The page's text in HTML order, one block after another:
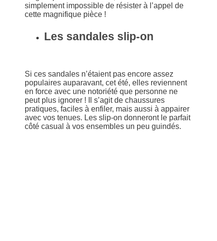
simplement impossible de résister à l’appel de
cette magnifique pièce !
Les sandales slip-on
Si ces sandales n’étaient pas encore assez
populaires auparavant, cet été, elles reviennent
en force avec une notoriété que personne ne
peut plus ignorer ! Il s’agit de chaussures
pratiques, faciles à enfiler, mais aussi à appairer
avec vos tenues. Les slip-on donneront le parfait
côté casual à vos ensembles un peu guindés.